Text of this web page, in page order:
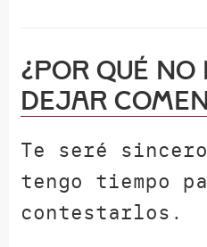
¿Por qué NO
dejar
Te seré
tengo tiempo
contestarlos.